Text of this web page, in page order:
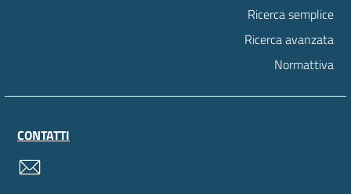
Ricerca semplice
Ricerca avanzata
Normattiva
CONTATTI